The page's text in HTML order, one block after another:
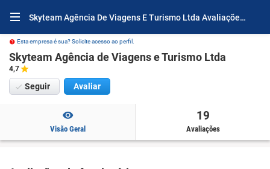
Skyteam Agência De Viagens E Turismo Ltda Avaliações e Opiniões
Esta empresa é sua? Solicite acesso ao perfil.
Skyteam Agência de Viagens e Turismo Ltda
4,7
Seguir Avaliar
Visão Geral
19
Avaliações